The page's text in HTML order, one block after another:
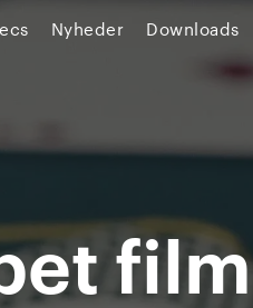
Nyheder Downloads
film